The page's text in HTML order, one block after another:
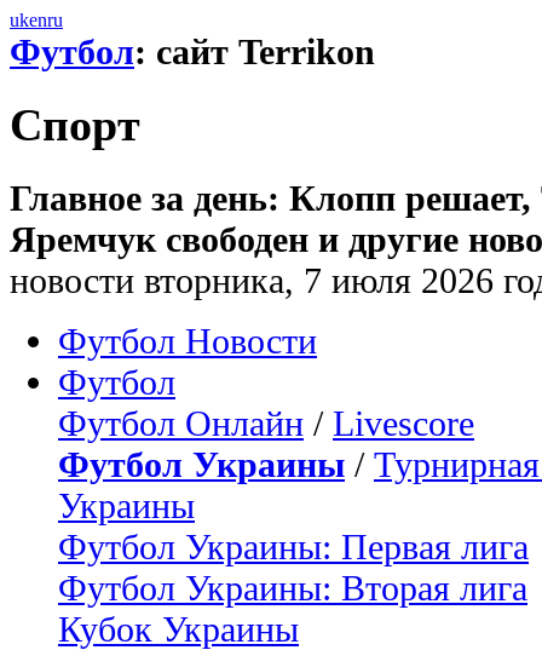
ukenru
Футбол: сайт Terrikon
Спорт
Главное за день: Клопп
Яремчук свободен и другие
новости вторника, 7 июля 2026
Футбол Новости
Футбол
Футбол Онлайн / Livescore
Футбол Украины /
Украины
Футбол Украины: Первая лига
Футбол Украины: Вторая лига
Кубок Украины